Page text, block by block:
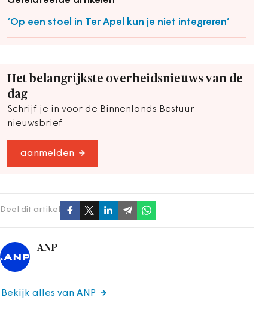
‘Op een stoel in Ter Apel kun je niet integreren’
Het belangrijkste overheidsnieuws van de
dag
Schrijf je in voor de Binnenlands Bestuur
nieuwsbrief
aanmelden
Deel dit artikel
ANP
Bekijk alles van ANP